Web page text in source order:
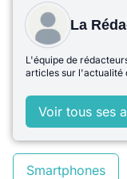
La
L'équipe de
articles sur l'actualité
Voir tous ses
Smartphones